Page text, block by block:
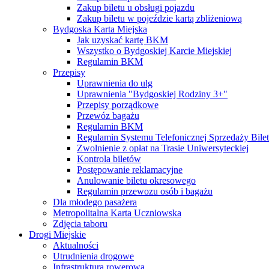
Zakup biletu u obsługi pojazdu
Zakup biletu w pojeździe kartą zbliżeniową
Bydgoska Karta Miejska
Jak uzyskać kartę BKM
Wszystko o Bydgoskiej Karcie Miejskiej
Regulamin BKM
Przepisy
Uprawnienia do ulg
Uprawnienia "Bydgoskiej Rodziny 3+"
Przepisy porządkowe
Przewóz bagażu
Regulamin BKM
Regulamin Systemu Telefonicznej Sprzedaży
Zwolnienie z opłat na Trasie Uniwersyteckiej
Kontrola biletów
Postępowanie reklamacyjne
Anulowanie biletu okresowego
Regulamin przewozu osób i bagażu
Dla młodego pasażera
Metropolitalna Karta Uczniowska
Zdjęcia taboru
Drogi Miejskie
Aktualności
Utrudnienia drogowe
Infrastruktura rowerowa